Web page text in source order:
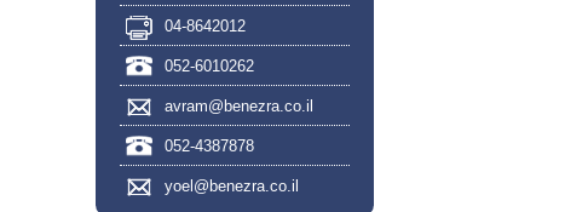
04-8642012
052-6010262
avram@benezra.co.il
052-4387878
yoel@benezra.co.il